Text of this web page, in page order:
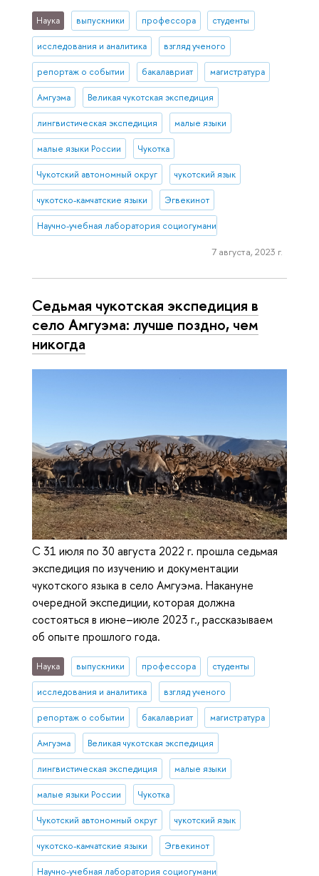
Наука выпускники профессора студенты
исследования и аналитика взгляд ученого
репортаж о событии бакалавриат магистратура
Амгуэма Великая чукотская экспедиция
лингвистическая экспедиция малые языки
малые языки России Чукотка
Чукотский автономный округ чукотский язык
чукотско-камчатские языки Эгвекинот
Научно-учебная лаборатория социогуманитарных исследований
7 августа, 2023 г.
Седьмая чукотская экспедиция в
село Амгуэма: лучше поздно, чем
никогда
С 31 июля по 30 августа 2022 г. прошла седьмая
экспедиция по изучению и документации
чукотского языка в село Амгуэма. Накануне
очередной экспедиции, которая должна
состояться в июне–июле 2023 г., рассказываем
об опыте прошлого года.
Наука выпускники профессора студенты
исследования и аналитика взгляд ученого
репортаж о событии бакалавриат магистратура
Амгуэма Великая чукотская экспедиция
лингвистическая экспедиция малые языки
малые языки России Чукотка
Чукотский автономный округ чукотский язык
чукотско-камчатские языки Эгвекинот
Научно-учебная лаборатория социогуманитарных исследований